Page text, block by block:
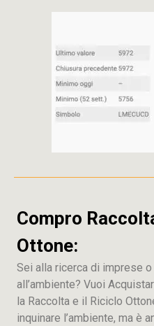
Compro
Ottone:
Sei alla ricerca di imprese
all’ambiente? Vuoi
la Raccolta e il Riciclo
inquinare l’ambiente, ma è